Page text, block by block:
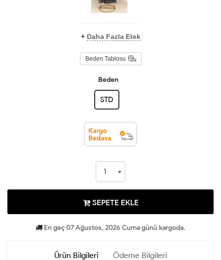
+ Daha Fazla Etek
Beden Tablosu
Beden
STD
SEPETE EKLE
En geç 07 Ağustos, 2026 Cuma günü kargoda.
Ürün Bilgileri Ödeme Bilgileri